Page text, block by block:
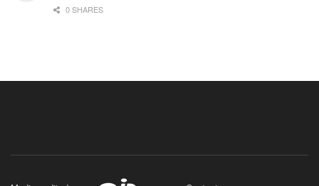
0 SHARES